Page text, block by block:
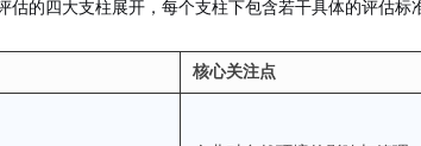
估的四大支柱展开，每个支柱下包含若干具体的评估
核心关注点